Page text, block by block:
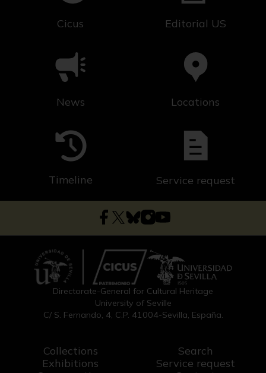
Cicus Editorial US
News Locations
Timeline Service request
Directorate-General for Cultural Heritage
University of Seville
C/ S. Fernando, 4, C.P. 41004-Sevilla, España.
Collections
Exhibitions
Search
Service request